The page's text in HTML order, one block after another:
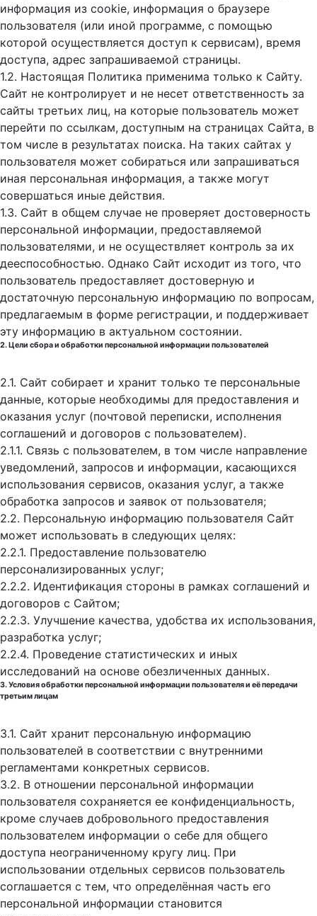
информация из cookie, информация о браузере
пользователя (или иной программе, с помощью
которой осуществляется доступ к cервисам), время
доступа, адрес запрашиваемой страницы.
1.2. Настоящая Политика применима только к Сайту.
Сайт не контролирует и не несет ответственность за
сайты третьих лиц, на которые пользователь может
перейти по ссылкам, доступным на страницах Сайта, в
том числе в результатах поиска. На таких сайтах у
пользователя может собираться или запрашиваться
иная персональная информация, а также могут
совершаться иные действия.
1.3. Сайт в общем случае не проверяет достоверность
персональной информации, предоставляемой
пользователями, и не осуществляет контроль за их
дееспособностью. Однако Сайт исходит из того, что
пользователь предоставляет достоверную и
достаточную персональную информацию по вопросам,
предлагаемым в форме регистрации, и поддерживает
эту информацию в актуальном состоянии.
2. Цели сбора и обработки персональной информации пользователей
2.1. Сайт собирает и хранит только те персональные
данные, которые необходимы для предоставления и
оказания услуг (почтовой переписки, исполнения
соглашений и договоров с пользователем).
2.1.1. Связь с пользователем, в том числе направление
уведомлений, запросов и информации, касающихся
использования сервисов, оказания услуг, а также
обработка запросов и заявок от пользователя;
2.2. Персональную информацию пользователя Сайт
может использовать в следующих целях:
2.2.1. Предоставление пользователю
персонализированных услуг;
2.2.2. Идентификация стороны в рамках соглашений и
договоров с Сайтом;
2.2.3. Улучшение качества, удобства их использования,
разработка услуг;
2.2.4. Проведение статистических и иных
исследований на основе обезличенных данных.
3. Условия обработки персональной информации пользователя и её передачи
третьим лицам
3.1. Сайт хранит персональную информацию
пользователей в соответствии с внутренними
регламентами конкретных сервисов.
3.2. В отношении персональной информации
пользователя сохраняется ее конфиденциальность,
кроме случаев добровольного предоставления
пользователем информации о себе для общего
доступа неограниченному кругу лиц. При
использовании отдельных сервисов пользователь
соглашается с тем, что определённая часть его
персональной информации становится